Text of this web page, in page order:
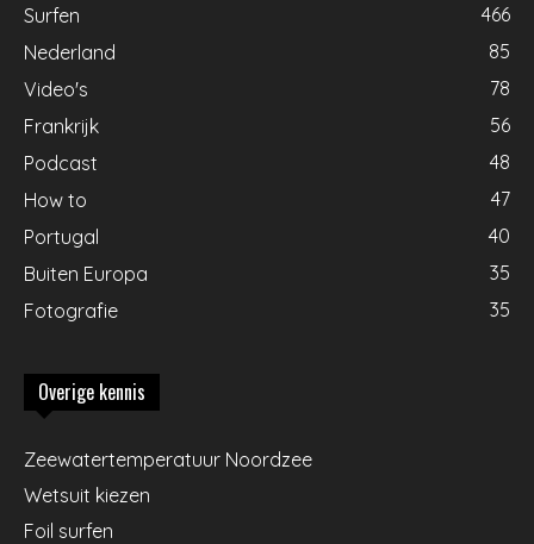
Surfen
466
Nederland
85
Video's
78
Frankrijk
56
Podcast
48
How to
47
Portugal
40
Buiten Europa
35
Fotografie
35
Overige kennis
Zeewatertemperatuur Noordzee
Wetsuit kiezen
Foil surfen